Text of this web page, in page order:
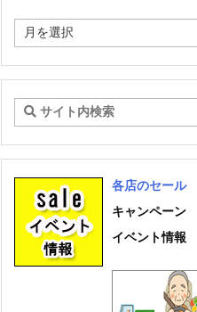
ー
ー
イ
各店のセール
キャンペーン
イベント情報